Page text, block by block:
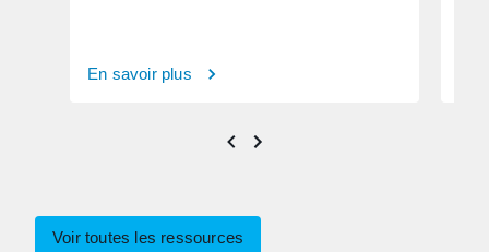
En savoir plus
Voir toutes les ressources